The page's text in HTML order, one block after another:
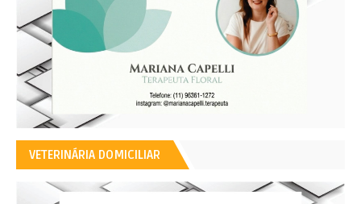
VETERINÁRIA DOMICILIAR